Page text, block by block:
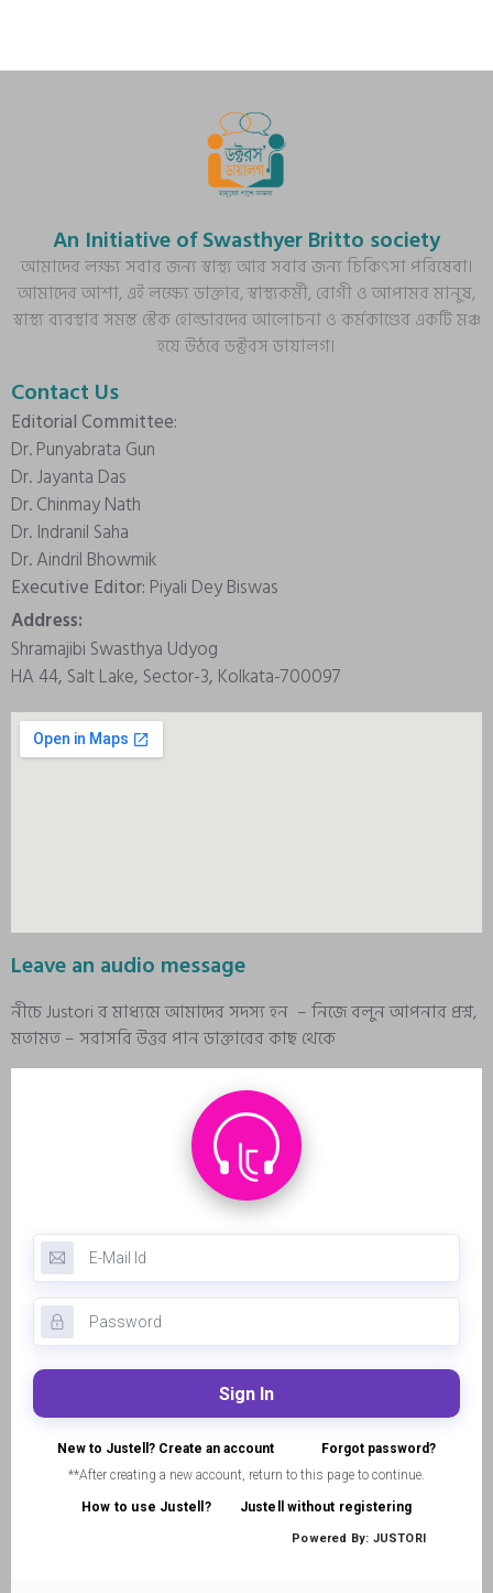
An Initiative of Swasthyer Britto society
আমাদের লক্ষ্য সবার জন্য স্বাস্থ্য আর সবার জন্য চিকিৎসা পরিষেবা।
আমাদের আশা, এই লক্ষ্যে ডাক্তার, স্বাস্থ্যকর্মী, রোগী ও আপামর মানুষ,
স্বাস্থ্য ব্যবস্থার সমস্ত স্টেক হোল্ডারদের আলোচনা ও কর্মকাণ্ডের একটি মঞ্চ
হয়ে উঠবে ডক্টরস ডায়ালগ।
Contact Us
Editorial Committee:
Dr. Punyabrata Gun
Dr. Jayanta Das
Dr. Chinmay Nath
Dr. Indranil Saha
Dr. Aindril Bhowmik
Executive Editor: Piyali Dey Biswas
Address:
Shramajibi Swasthya Udyog
HA 44, Salt Lake, Sector-3, Kolkata-700097
Leave an audio message
নীচে Justori র মাধ্যমে আমাদের সদস্য হন – নিজে বলুন আপনার প্রশ্ন,
মতামত – সরাসরি উত্তর পান ডাক্তারের কাছ থেকে